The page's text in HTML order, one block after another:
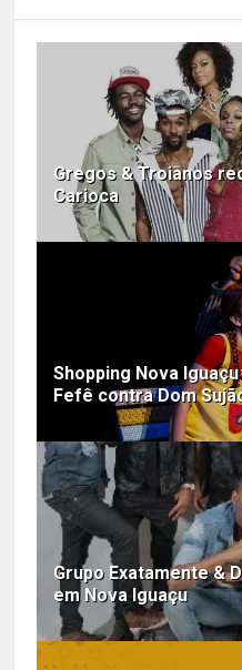
Gregos & Troianos
Carioca
Shopping Nova
Fefê contra Dom
Grupo Exatamente &
em Nova Iguaçu